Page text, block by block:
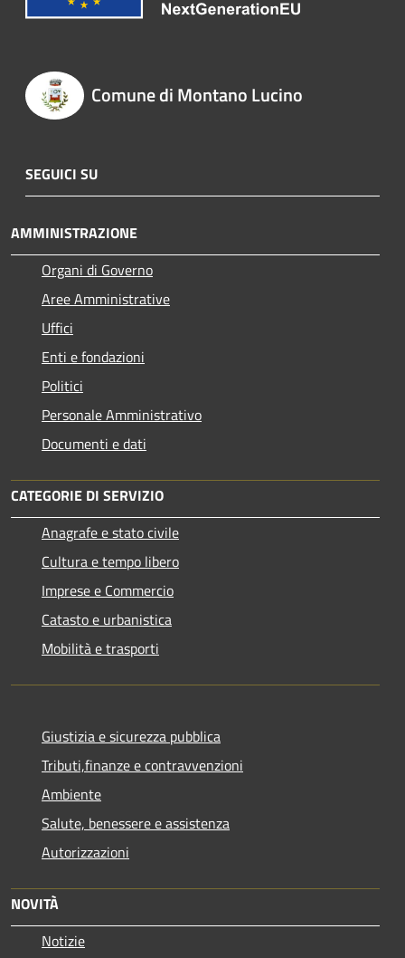
Comune di Montano Lucino
SEGUICI SU
AMMINISTRAZIONE
Organi di Governo
Aree Amministrative
Uffici
Enti e fondazioni
Politici
Personale Amministrativo
Documenti e dati
CATEGORIE DI SERVIZIO
Anagrafe e stato civile
Cultura e tempo libero
Imprese e Commercio
Catasto e urbanistica
Mobilità e trasporti
Giustizia e sicurezza pubblica
Tributi,finanze e contravvenzioni
Ambiente
Salute, benessere e assistenza
Autorizzazioni
NOVITÀ
Notizie